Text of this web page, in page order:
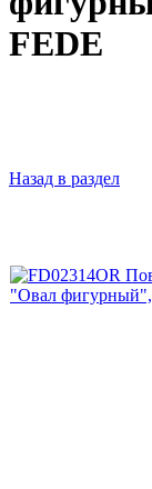
FEDE
Назад в раздел